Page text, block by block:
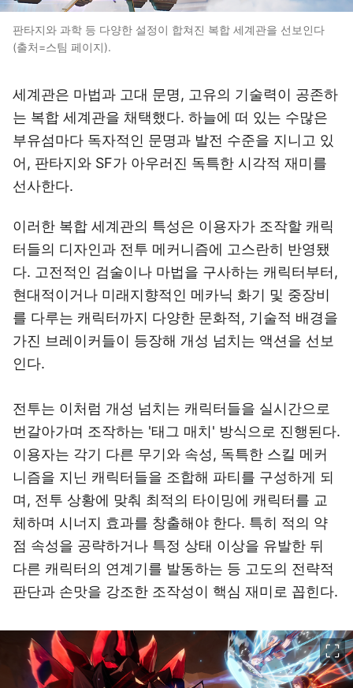
판타지와 과학 등 다양한 설정이 합쳐진 복합 세계관을 선보인다
(출처=스팀 페이지).
세계관은 마법과 고대 문명, 고유의 기술력이 공존하
는 복합 세계관을 채택했다. 하늘에 떠 있는 수많은
부유섬마다 독자적인 문명과 발전 수준을 지니고 있
어, 판타지와 SF가 아우러진 독특한 시각적 재미를
선사한다.
이러한 복합 세계관의 특성은 이용자가 조작할 캐릭
터들의 디자인과 전투 메커니즘에 고스란히 반영됐
다. 고전적인 검술이나 마법을 구사하는 캐릭터부터,
현대적이거나 미래지향적인 메카닉 화기 및 중장비
를 다루는 캐릭터까지 다양한 문화적, 기술적 배경을
가진 브레이커들이 등장해 개성 넘치는 액션을 선보
인다.
전투는 이처럼 개성 넘치는 캐릭터들을 실시간으로
번갈아가며 조작하는 '태그 매치' 방식으로 진행된다.
이용자는 각기 다른 무기와 속성, 독특한 스킬 메커
니즘을 지닌 캐릭터들을 조합해 파티를 구성하게 되
며, 전투 상황에 맞춰 최적의 타이밍에 캐릭터를 교
체하며 시너지 효과를 창출해야 한다. 특히 적의 약
점 속성을 공략하거나 특정 상태 이상을 유발한 뒤
다른 캐릭터의 연계기를 발동하는 등 고도의 전략적
판단과 손맛을 강조한 조작성이 핵심 재미로 꼽힌다.